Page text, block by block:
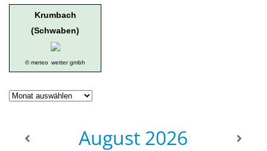
Krumbach
(Schwaben)
© meteo wetter gmbh
Geschichte
August 2026